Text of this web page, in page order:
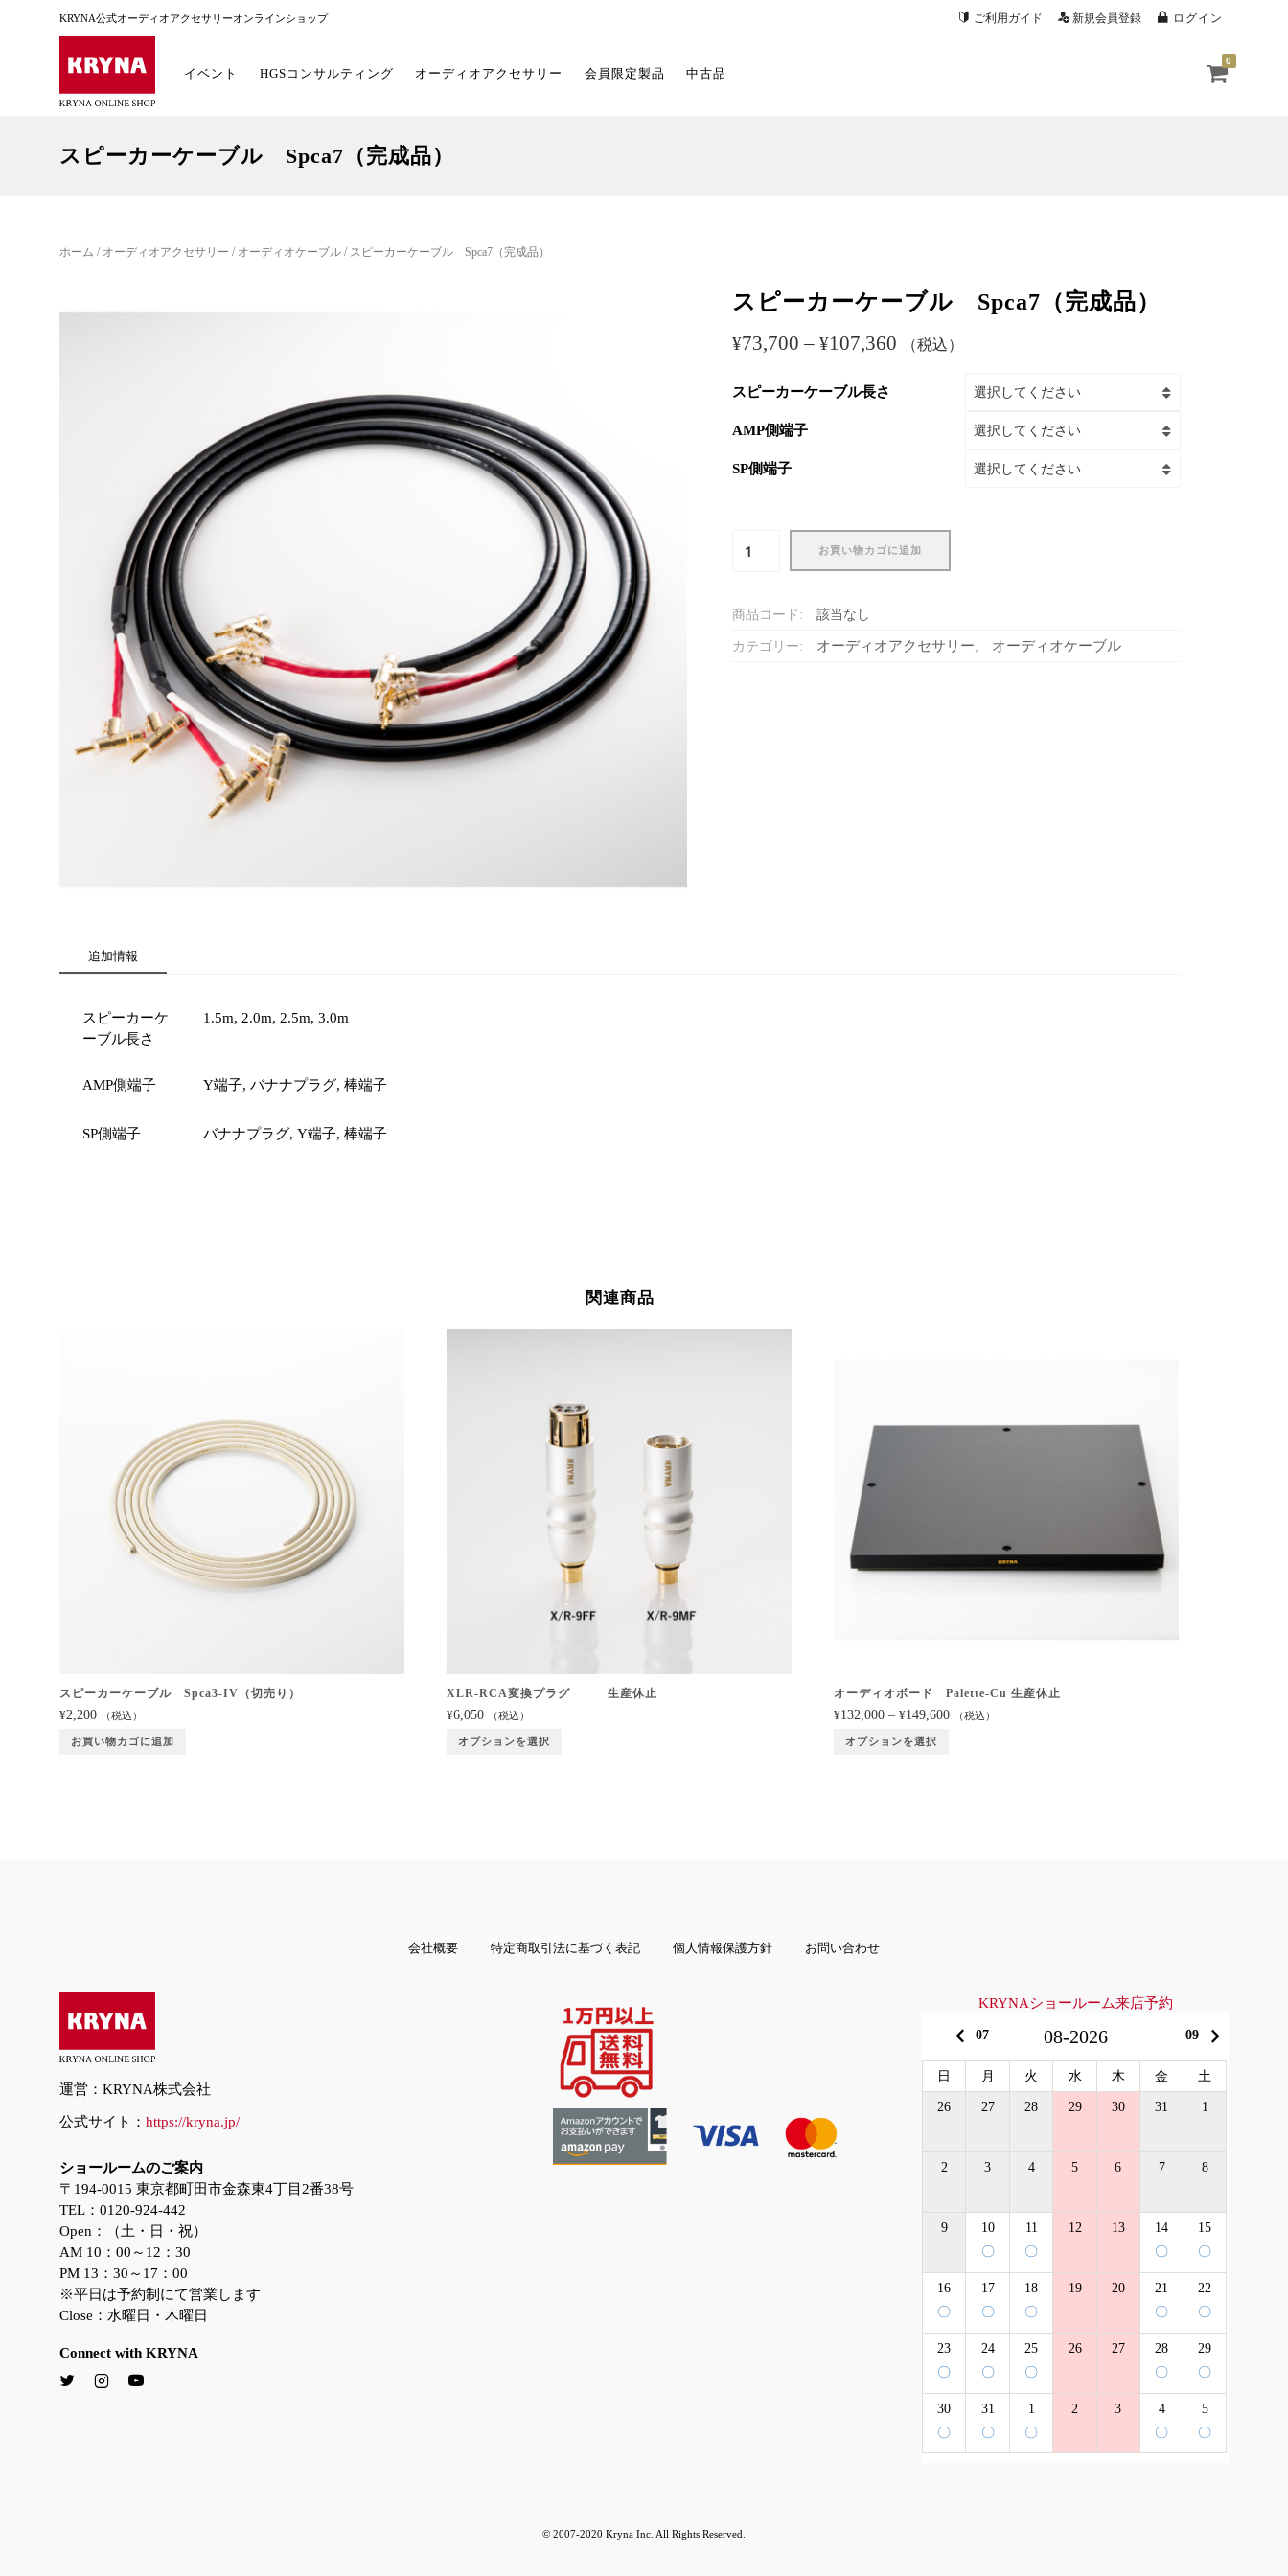
KRYNA公式オーディオアクセサリーオンラインショップ ご利用ガイド 新規会員登録 ログイン
イベント HGSコンサルティング オーディオアクセサリー 会員限定製品 中古品
0
スピーカーケーブル Spca7（完成品）
ホーム / オーディオアクセサリー / オーディオケーブル / スピーカーケーブル Spca7（完成品）
スピーカーケーブル Spca7（完成品）
¥73,700 – ¥107,360 （税込）
スピーカーケーブル長さ
AMP側端子
SP側端子
ー
ケ
お買い物カゴに追加
商品コード: 該当なし
カテゴリー: オーディオアクセサリー, オーディオケーブル
追加情報
スピーカーケ
ーブル長さ
1.5m, 2.0m, 2.5m, 3.0m
AMP側端子 Y端子, バナナプラグ, 棒端子
SP側端子 バナナプラグ, Y端子, 棒端子
関連商品
スピーカーケーブル Spca3-IV（切売り）
¥2,200 （税込）
お買い物カゴに追加
XLR-RCA変換プラグ 生産休止
¥6,050 （税込）
オプションを選択
オーディオボード Palette-Cu 生産休止
¥132,000 –¥149,600 （税込）
オプションを選択
会社概要 特定商取引法に基づく表記 個人情報保護方針 お問い合わせ
運営：KRYNA株式会社
公式サイト： https://kryna.jp/
ショールームのご案内
〒194-0015 東京都町田市金森東4丁目2番38号
TEL：0120-924-442
Open：（土・日・祝）
AM 10：00～12：30
PM 13：30～17：00
※平日は予約制にて営業します
Close：水曜日・木曜日
Connect with KRYNA
KRYNAショールーム来店予約
keyboard_arrow_left 07 08-2026 09 keyboard_arrow_right
日 月 火 水 木 金 土
26 27 28 29 30 31 1
2 3 4 5 6 7 8
9 10
〇
11
〇
12 13 14
〇
15
〇
16
〇
17
〇
18
〇
19 20 21
〇
22
〇
23
〇
24
〇
25
〇
26 27 28
〇
29
〇
30
〇
31
〇
1
〇
2 3 4
〇
5
〇
© 2007-2020 Kryna Inc. All Rights Reserved.